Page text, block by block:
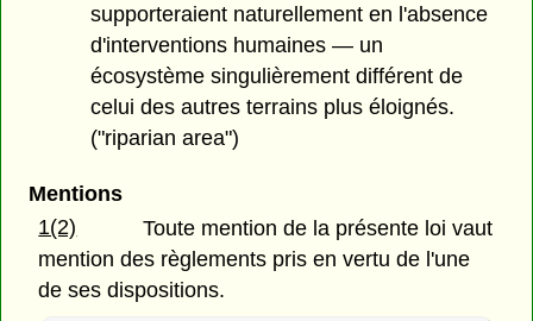
supporteraient naturellement en l'absence
d'interventions humaines — un
écosystème singulièrement différent de
celui des autres terrains plus éloignés.
("riparian area")
Mentions
1(2)
Toute mention de la présente loi vaut
mention des règlements pris en vertu de l'une
de ses dispositions.